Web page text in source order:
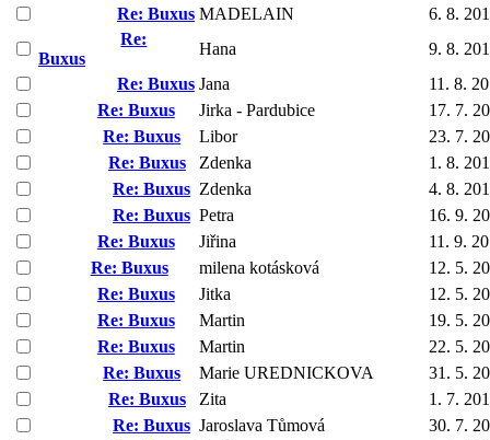
Re: Buxus MADELAIN
6. 8.
Re:
Buxus
Hana
9. 8.
Re: Buxus Jana
11. 8.
Re: Buxus
Jirka - Pardubice
17. 7.
Re: Buxus
Libor
23. 7.
Re: Buxus
Zdenka
1. 8.
Re: Buxus Zdenka
4. 8.
Re: Buxus Petra
16. 9.
Re: Buxus
Jiřina
11. 9.
Re: Buxus
milena kotásková
12. 5.
Re: Buxus
Jitka
12. 5.
Re: Buxus
Martin
19. 5.
Re: Buxus
Martin
22. 5.
Re: Buxus
Marie UREDNICKOVA
31. 5.
Re: Buxus
Zita
1. 7.
Re: Buxus Jaroslava Tůmová
30. 7.